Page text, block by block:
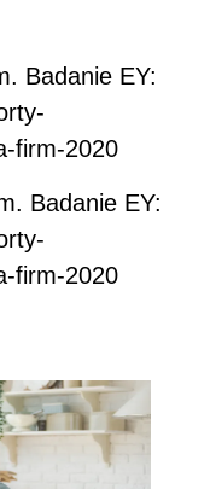
Badanie EY:
firm-2020
Badanie EY:
firm-2020